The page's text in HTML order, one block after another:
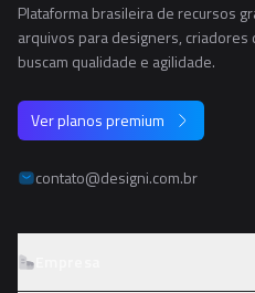
Plataforma brasileira de recursos
arquivos para designers, criadores
buscam qualidade e agilidade.
Ver planos premium
contato@designi.com.br